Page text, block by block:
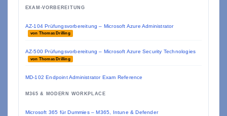
EXAM-VORBEREITUNG
AZ-104 Prüfungsvorbereitung – Microsoft Azure Administrator
von Thomas Drilling
AZ-500 Prüfungsvorbereitung – Microsoft Azure Security Technologies
von Thomas Drilling
MD-102 Endpoint Administrator Exam Reference
M365 & MODERN WORKPLACE
Microsoft 365 für Dummies – M365, Intune & Defender